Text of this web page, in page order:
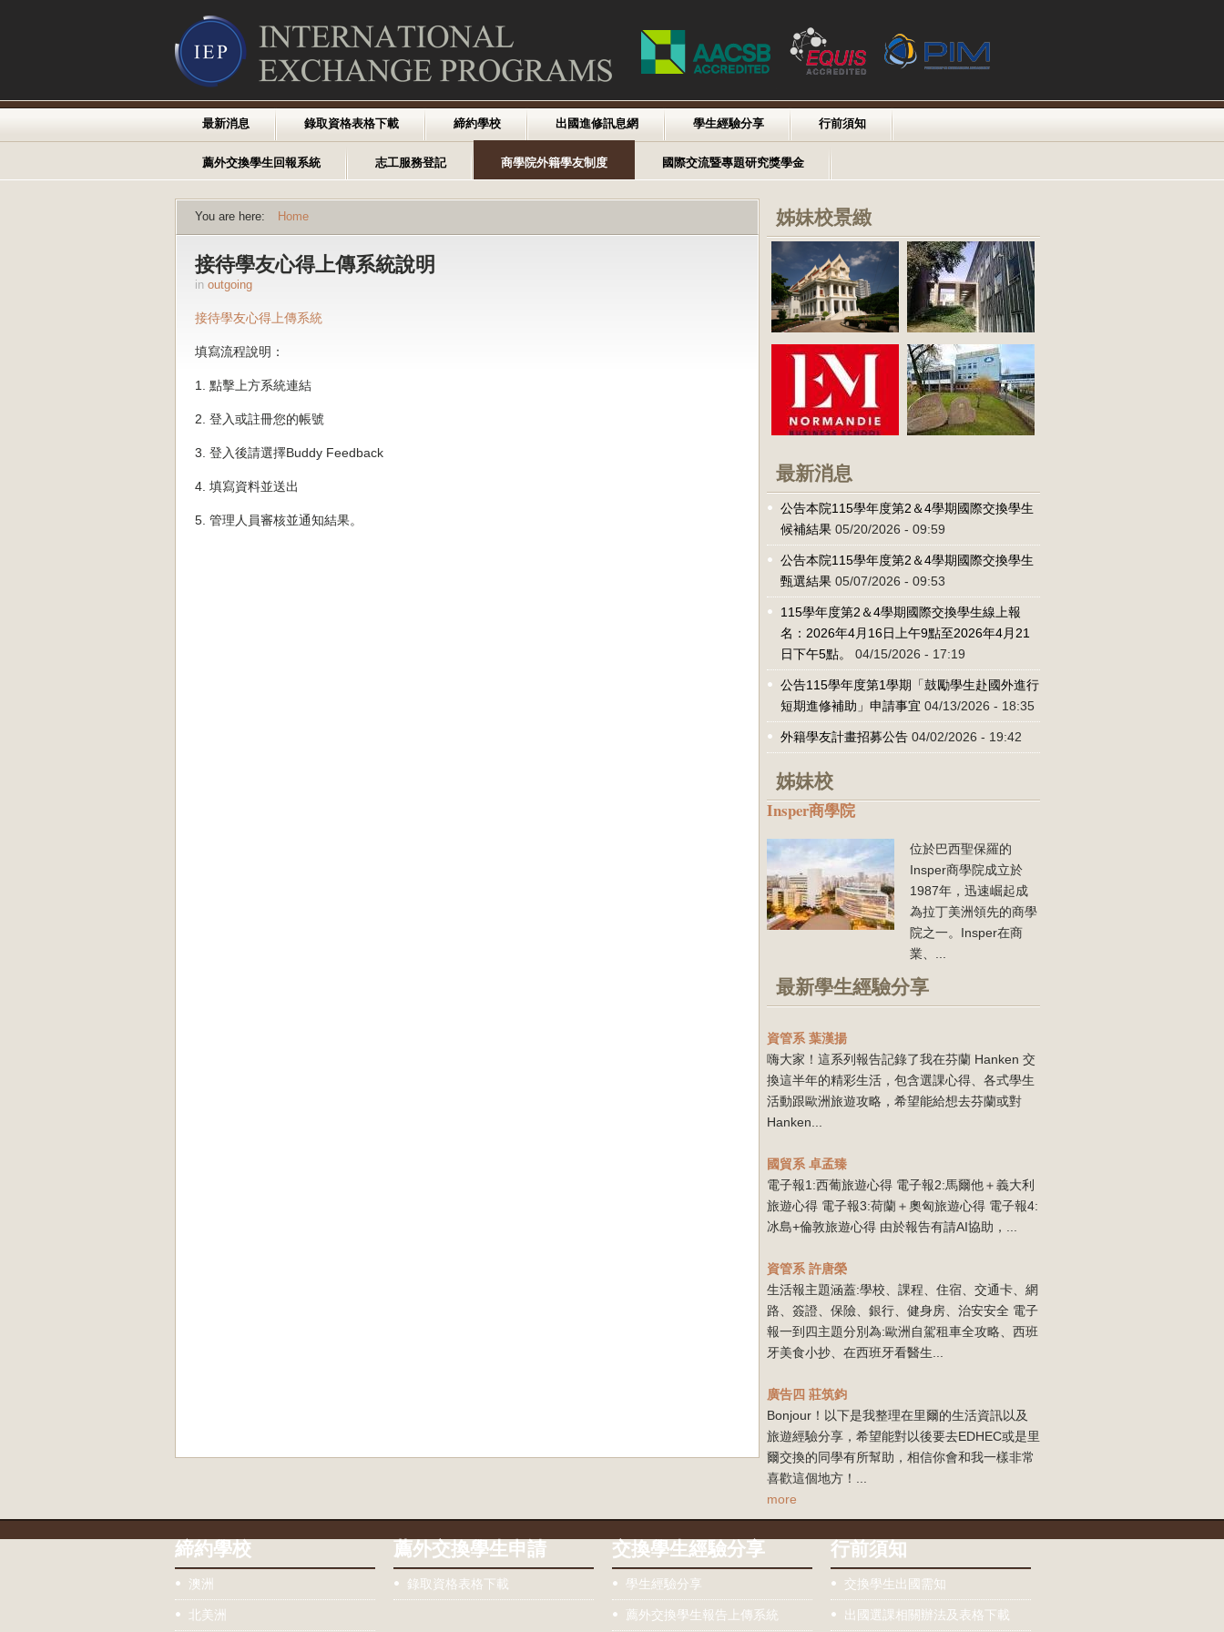
最新消息 錄取資格表格下載 締約學校 出國進修訊息網 學生經驗分享 行前須知
薦外交換學生回報系統 志工服務登記 商學院外籍學友制度 國際交流暨專題研究獎學金
You are here: Home
接待學友心得上傳系統說明
in outgoing
接待學友心得上傳系統
填寫流程說明：
1. 點擊上方系統連結
2. 登入或註冊您的帳號
3. 登入後請選擇Buddy Feedback
4. 填寫資料並送出
5. 管理人員審核並通知結果。
姊妹校景緻
最新消息
公告本院115學年度第2＆4學期國際交換學生
候補結果 05/20/2026 - 09:59
公告本院115學年度第2＆4學期國際交換學生
甄選結果 05/07/2026 - 09:53
115學年度第2＆4學期國際交換學生線上報
名：2026年4月16日上午9點至2026年4月21
日下午5點。
04/15/2026 - 17:19
公告115學年度第1學期「鼓勵學生赴國外進行
短期進修補助」申請事宜 04/13/2026 - 18:35
外籍學友計畫招募公告 04/02/2026 - 19:42
姊妹校
Insper商學院
位於巴西聖保羅的
Insper商學院成立於
1987年，迅速崛起成
為拉丁美洲領先的商學
院之一。Insper在商
業、...
最新學生經驗分享
資管系 葉漢揚
嗨大家！這系列報告記錄了我在芬蘭 Hanken 交
換這半年的精彩生活，包含選課心得、各式學生
活動跟歐洲旅遊攻略，希望能給想去芬蘭或對
Hanken...
國貿系 卓孟臻
電子報1:西葡旅遊心得 電子報2:馬爾他＋義大利
旅遊心得 電子報3:荷蘭＋奧匈旅遊心得 電子報4:
冰島+倫敦旅遊心得 由於報告有請AI協助，...
資管系 許唐榮
生活報主題涵蓋:學校、課程、住宿、交通卡、網
路、簽證、保險、銀行、健身房、治安安全 電子
報一到四主題分別為:歐洲自駕租車全攻略、西班
牙美食小抄、在西班牙看醫生...
廣告四 莊筑鈞
Bonjour！以下是我整理在里爾的生活資訊以及
旅遊經驗分享，希望能對以後要去EDHEC或是里
爾交換的同學有所幫助，相信你會和我一樣非常
喜歡這個地方！...
more
締約學校
澳洲
北美洲
薦外交換學生申請
錄取資格表格下載
交換學生經驗分享
學生經驗分享
薦外交換學生報告上傳系統
行前須知
交換學生出國需知
出國選課相關辦法及表格下載